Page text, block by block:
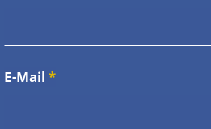
E-Mail *